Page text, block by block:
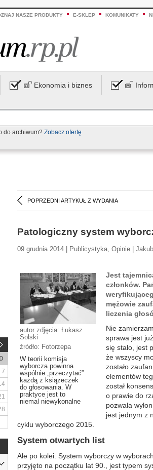
NASZE PRODUKTY E-SKLEP KOMUNIKATY
Ekonomia i biznes
do archiwum? Zobacz ofertę
POPRZEDNI ARTYKUŁ Z WYDANIA
Patologiczny system
09 grudnia 2014 | Publicystyka, Opinie |
autor zdjęcia: Łukasz
Solski
źródło: Fotorzepa
W teorii komisja
wyborcza powinna
wspólnie „przeczytać”
każdą z książeczek
do głosowania. W
praktyce jest to
niemal niewykonalne
Jest
członków.
mężowie
liczenia
Nie
sprawa jest
się stało, jest
że wszyscy
zostało
elementów
został
o prawie do
pozwala
jest jednym z
cyklu wyborczego 2015.
System otwartych list
Ale po kolei. System wyborczy w
przyjęto na początku lat 90., jest typem
7